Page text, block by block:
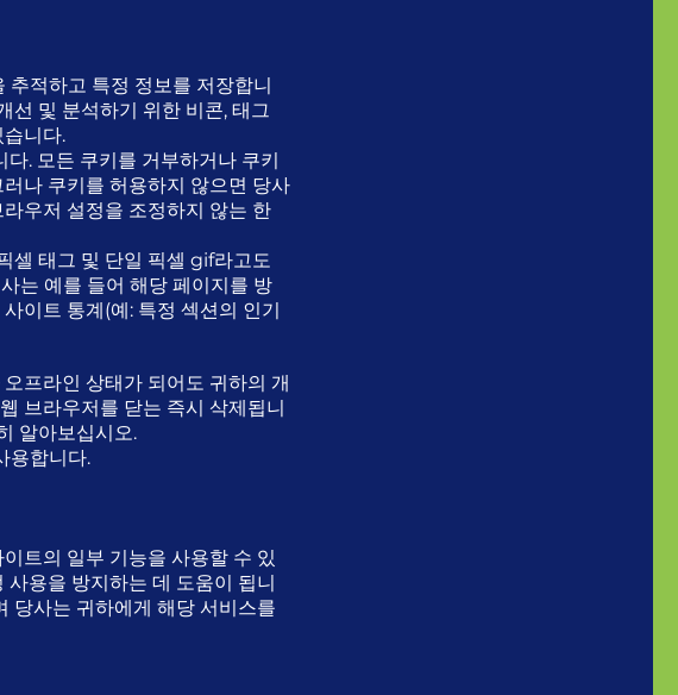
추적하고 특정 정보를 저장합니
선 및 분석하기 위한 비콘, 태그
니다.
. 모든 쿠키를 거부하거나 쿠키
나 쿠키를 허용하지 않으면 당사
우저 설정을 조정하지 않는 한
셀 태그 및 단일 픽셀 gif라고도
는 예를 들어 해당 페이지를 방
이트 통계(예: 특정 섹션의 인기
프라인 상태가 되어도 귀하의 개
브라우저를 닫는 즉시 삭제됩니
알아보십시오.
용합니다.
트의 일부 기능을 사용할 수 있
용을 방지하는 데 도움이 됩니
당사는 귀하에게 해당 서비스를